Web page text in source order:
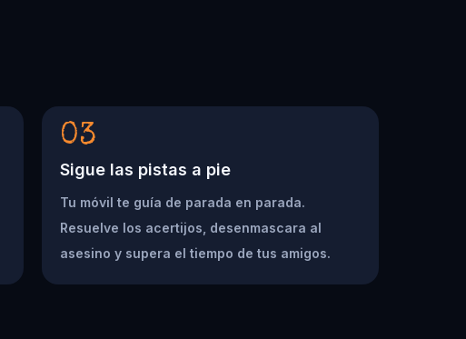
03
Sigue las pistas a pie
Tu móvil te guía de parada en parada.
Resuelve los acertijos, desenmascara al
asesino y supera el tiempo de tus amigos.